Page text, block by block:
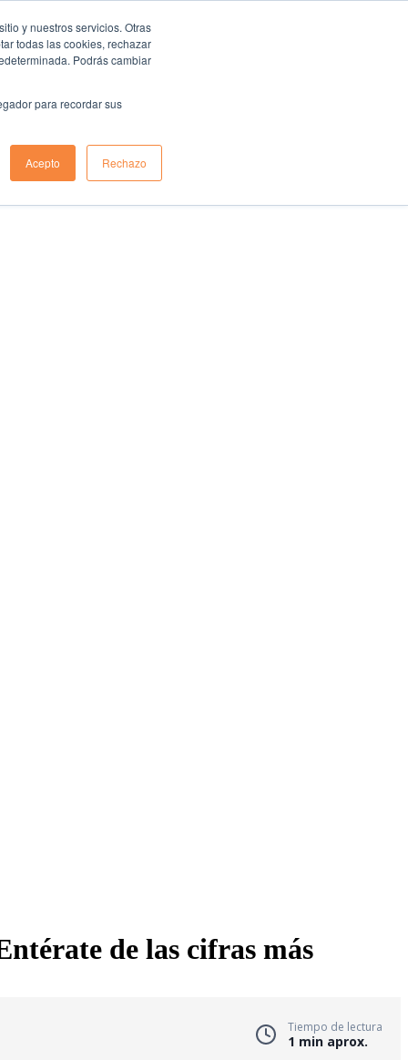
y nuestros servicios. Otras
todas las cookies, rechazar
Podrás cambiar
para recordar sus
Acepto Rechazo
de las cifras más
Tiempo de lectura
1 min aprox.